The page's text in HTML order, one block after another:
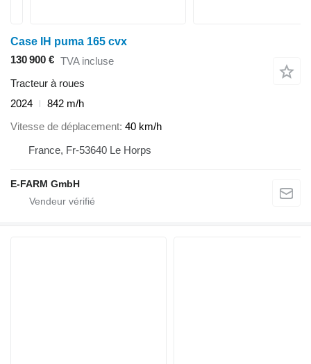
Case IH puma 165 cvx
130 900 € TVA incluse
Tracteur à roues
2024
842 m/h
Vitesse de déplacement 40 km/h
France, Fr-53640 Le Horps
E-FARM GmbH